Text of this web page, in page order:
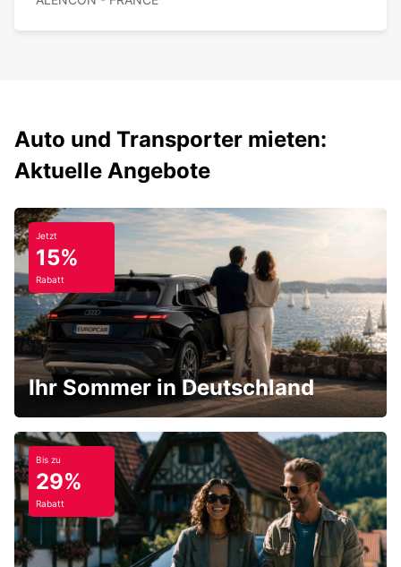
Auto und Transporter mieten:
Aktuelle Angebote
Jetzt
15%
Rabatt
Ihr Sommer in Deutschland
Bis zu
29%
Rabatt